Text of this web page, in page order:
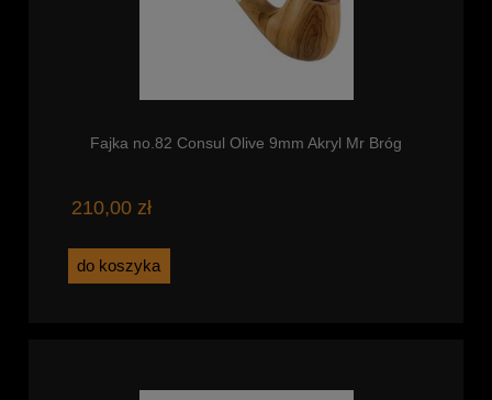
Fajka no.82 Consul Olive 9mm Akryl Mr Bróg
210,00 zł
do koszyka